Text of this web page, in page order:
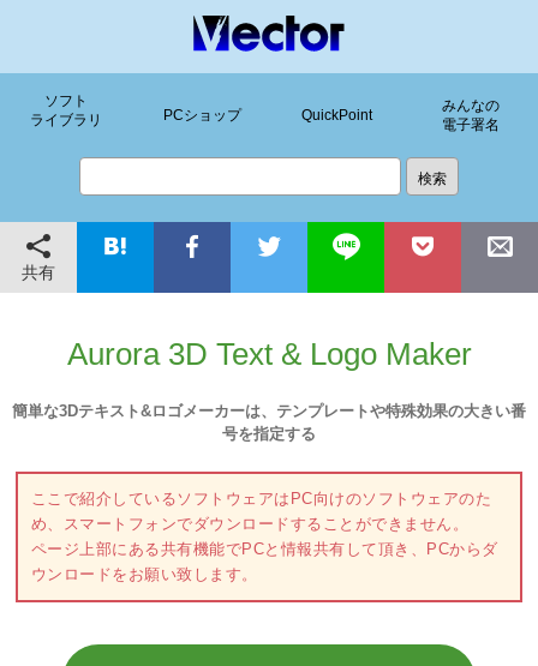
ソフト
ライブラリ
PCショップ QuickPoint
みんなの
電子署名
共有
Aurora 3D Text & Logo Maker
簡単な3Dテキスト&ロゴメーカーは、テンプレートや特殊効果の大きい番
号を指定する
ここで紹介しているソフトウェアはPC向けのソフトウェアのた
め、スマートフォンでダウンロードすることができません。
ページ上部にある共有機能でPCと情報共有して頂き、PCからダ
ウンロードをお願い致します。